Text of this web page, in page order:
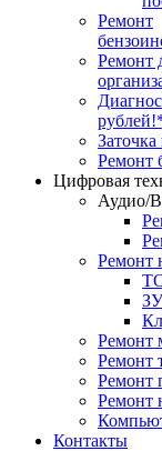
Ремонт
Ремонт
Ремонт
Цифровая
Аудио/
Ремонт
Ремонт
Ремонт
Ремонт
Ремонт
Контакты